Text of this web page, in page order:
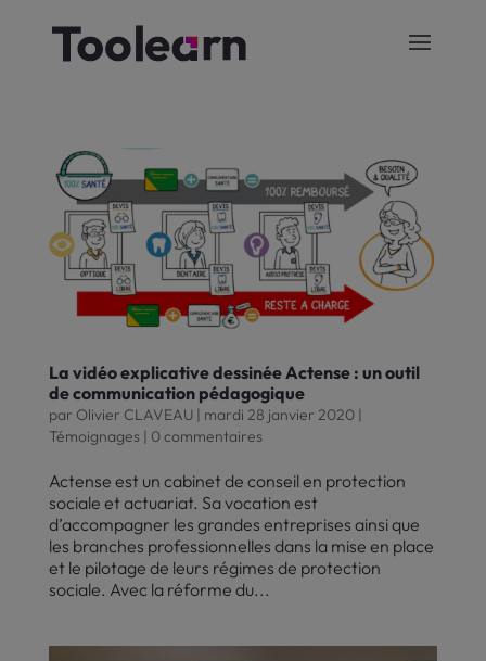
La vidéo explicative dessinée Actense : un outil
de communication pédagogique
par Olivier CLAVEAU| mardi 28 janvier 2020|
Témoignages | 0 commentaires
Actense est un cabinet de conseil en protection
sociale et actuariat. Sa vocation est
d’accompagner les grandes entreprises ainsi que
les branches professionnelles dans la mise en place
et le pilotage de leurs régimes de protection
sociale. Avec la réforme du...